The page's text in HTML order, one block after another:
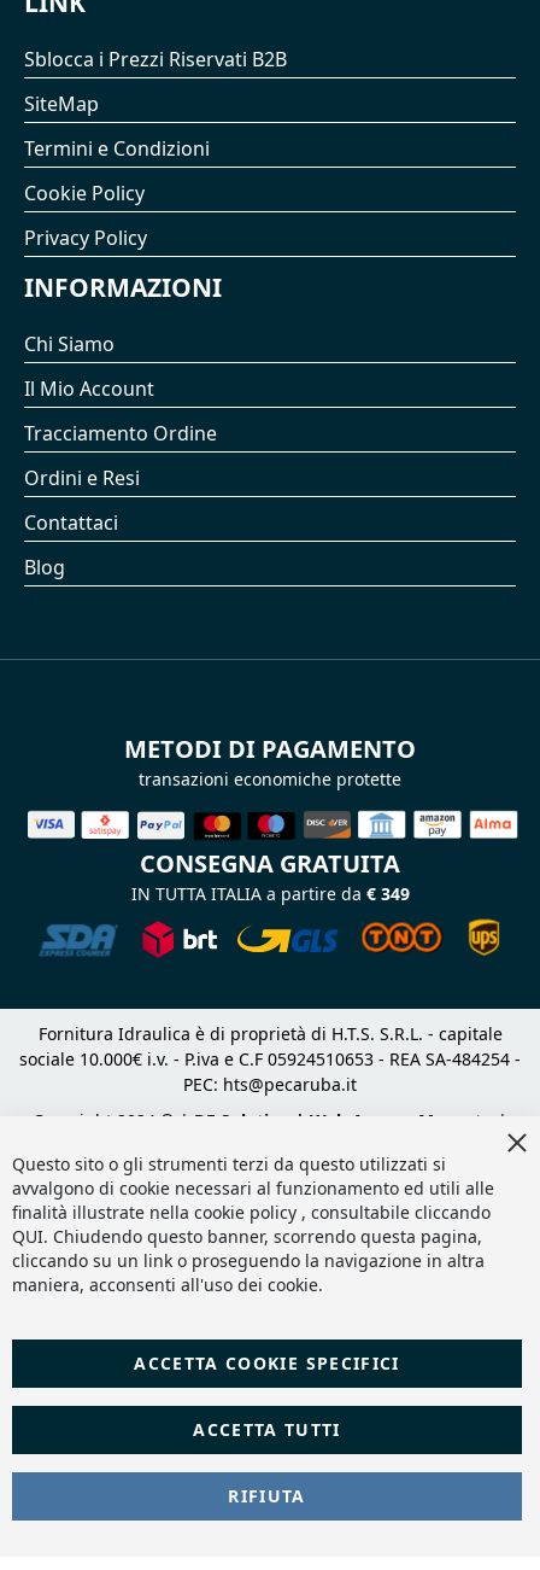
Sblocca i Prezzi Riservati B2B
SiteMap
Termini e Condizioni
Cookie Policy
Privacy Policy
INFORMAZIONI
Chi Siamo
Il Mio Account
Tracciamento Ordine
Ordini e Resi
Contattaci
Blog
METODI DI PAGAMENTO
transazioni economiche protette
CONSEGNA GRATUITA
IN TUTTA ITALIA a partire da € 349
Fornitura Idraulica è di proprietà di H.T.S. S.R.L. - capitale
sociale 10.000€ i.v. - P.iva e C.F 05924510653 - REA SA-484254 -
PEC: hts@pecaruba.it
Copyright 2024 © | DF Solution | Web Agency Magento
|
Questo sito o gli strumenti terzi da questo utilizzati si
avvalgono di cookie necessari al funzionamento ed utili alle
finalità illustrate nella cookie policy , consultabile cliccando
QUI. Chiudendo questo banner, scorrendo questa pagina,
cliccando su un link o proseguendo la navigazione in altra
maniera, acconsenti all'uso dei cookie.
ACCETTA TUTTI
ACCETTA COOKIE SPECIFICI
RIFIUTA